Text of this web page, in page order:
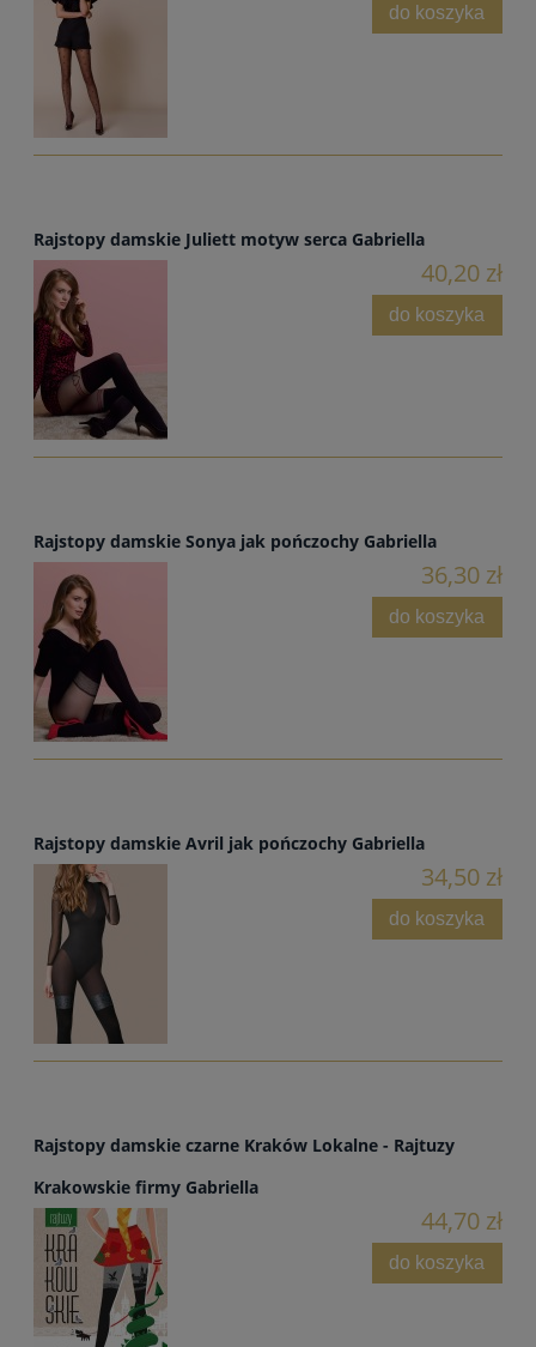
do koszyka
Rajstopy damskie Juliett motyw serca Gabriella
40,20 zł
do koszyka
Rajstopy damskie Sonya jak pończochy Gabriella
36,30 zł
do koszyka
Rajstopy damskie Avril jak pończochy Gabriella
34,50 zł
do koszyka
Rajstopy damskie czarne Kraków Lokalne - Rajtuzy
Krakowskie firmy Gabriella
44,70 zł
do koszyka